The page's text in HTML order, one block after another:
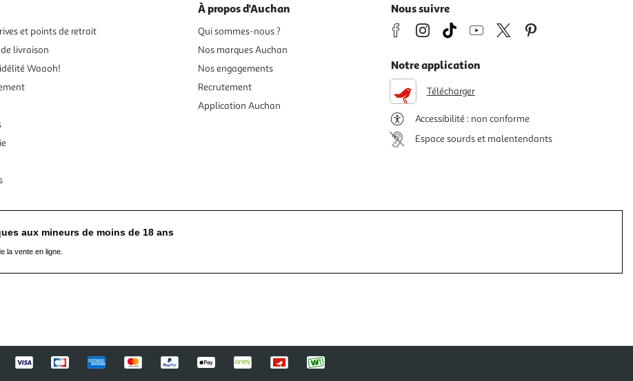
et points de retrait
livraison
Waaoh!
À propos d'Auchan
Qui sommes-nous ?
Nos marques Auchan
Nos engagements
Recrutement
Application Auchan
Nous suivre
Notre application
Télécharger
Accessibilité : non conforme
Espace sourds et malentendants
aux mineurs de moins de 18 ans
la vente en ligne.